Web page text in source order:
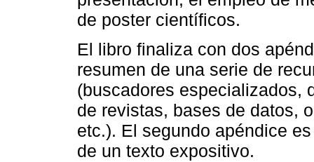
de poster científicos.
El libro finaliza con dos
resumen de una serie de
(buscadores especializados,
de revistas, bases de datos,
etc.). El segundo apéndice
de un texto expositivo.